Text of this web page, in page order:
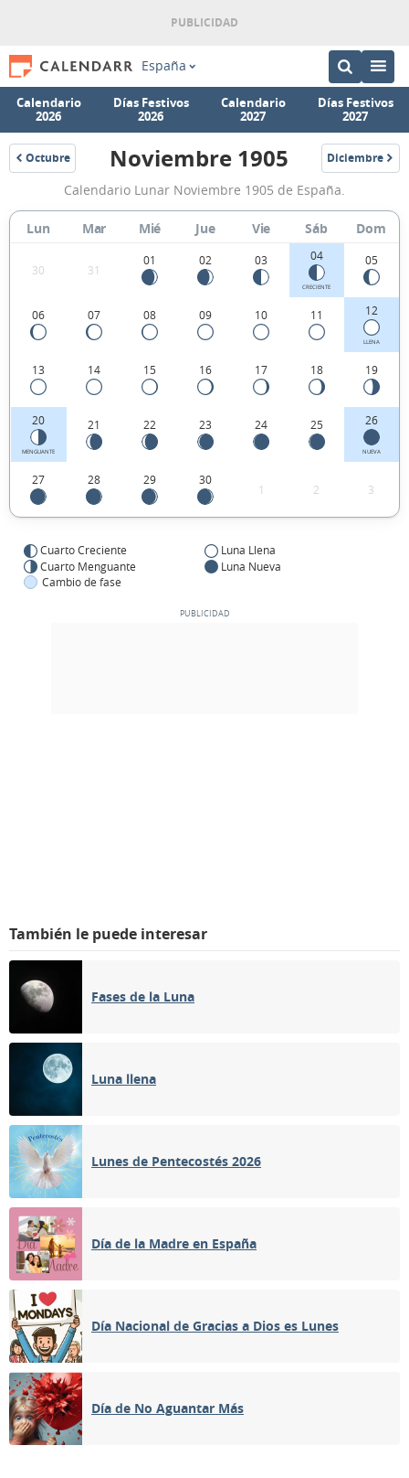
España
Calendario
2026
Días Festivos
2026
Calendario
2027
Días Festivos
2027
Octubre
1905
Calendario
Lunar
Noviembre
1905
de
España.
Noviembre 1905 Diciembre
1905
Calendario Lunar Noviembre 1905 de España.
Lun Mar Mié Jue Vie Sáb Dom
30 31
01 02 03 04
CRECIENTE
05
06 07 08 09 10 11 12
LLENA
13 14 15 16 17 18 19
20
MENGUANTE
21 22 23 24 25 26
NUEVA
27 28 29 30
1 2 3
Cuarto Creciente
Luna Llena
Cuarto Menguante
Luna Nueva
Cambio de fase
También le puede interesar
Fases de la Luna
Luna llena
Lunes de Pentecostés 2026
Día de la Madre en España
Día Nacional de Gracias a Dios es Lunes
Día de No Aguantar Más